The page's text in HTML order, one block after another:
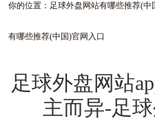
你的位置： 足球外盘网站有哪些推荐(中
有哪些推荐(中国)官网入口
足球外盘网站
主而异-足